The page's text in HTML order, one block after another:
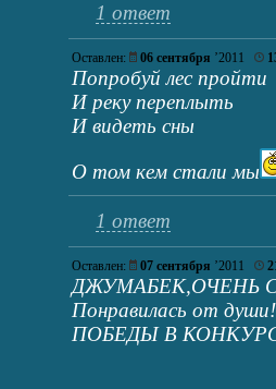
1 ответ
Оставлен: 06 сентября ’2011
Попробуй лес пройти
И реку переплыть
И видеть сны
О том кем стали мы
1 ответ
Оставлен: 07 сентября ’2011
ДЖУМАБЕК,ОЧЕНЬ
Понравилась от
ПОБЕДЫ В